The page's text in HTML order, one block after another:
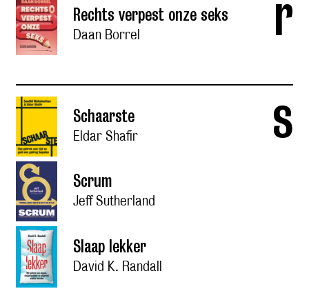
r
Rechts verpest onze seks
Daan Borrel
s
Schaarste
Eldar Shafir
Scrum
Jeff Sutherland
Slaap lekker
David K. Randall